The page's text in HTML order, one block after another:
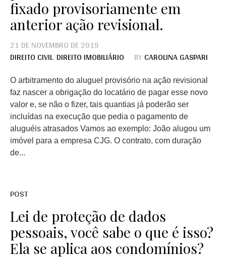
fixado provisoriamente em
anterior ação revisional.
21 DE NOVEMBRO DE 2019
DIREITO CIVIL,DIREITO IMOBILIÁRIO BYCAROLINA GASPARI
O arbitramento do aluguel provisório na ação revisional
faz nascer a obrigação do locatário de pagar esse novo
valor e, se não o fizer, tais quantias já poderão ser
incluídas na execução que pedia o pagamento de
aluguéis atrasados Vamos ao exemplo: João alugou um
imóvel para a empresa CJG. O contrato, com duração
de...
POST
Lei de proteção de dados
pessoais, você sabe o que é isso?
Ela se aplica aos condomínios?